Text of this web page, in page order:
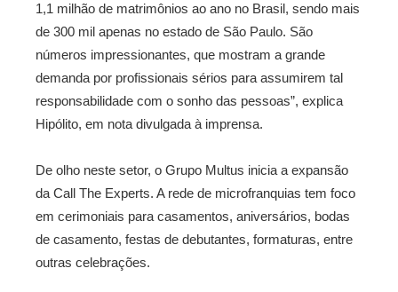
1,1 milhão de matrimônios ao ano no Brasil, sendo mais
de 300 mil apenas no estado de São Paulo. São
números impressionantes, que mostram a grande
demanda por profissionais sérios para assumirem tal
responsabilidade com o sonho das pessoas”, explica
Hipólito, em nota divulgada à imprensa.
De olho neste setor, o Grupo Multus inicia a expansão
da Call The Experts. A rede de microfranquias tem foco
em cerimoniais para casamentos, aniversários, bodas
de casamento, festas de debutantes, formaturas, entre
outras celebrações.